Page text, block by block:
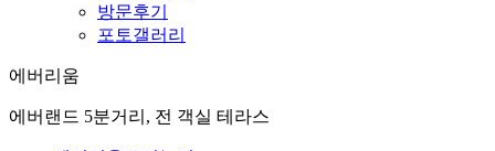
방문후기
포토갤러리
에버리움
에버랜드 5분거리, 전 객실 테라스